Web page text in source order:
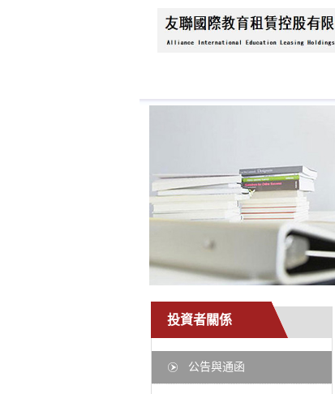
投資者關係
公告與通函